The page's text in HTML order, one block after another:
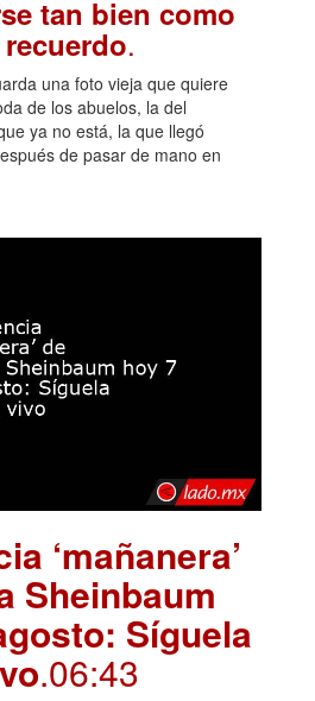
tan bien como
.
una foto vieja que quiere
de los abuelos, la del
ya no está, la que llegó
de pasar de mano en
‘mañanera’
Sheinbaum
Síguela
.06:43